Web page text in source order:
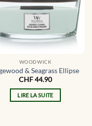
WOODWICK
& Seagrass Ellipse
CHF44.90
LIRE LA SUITE